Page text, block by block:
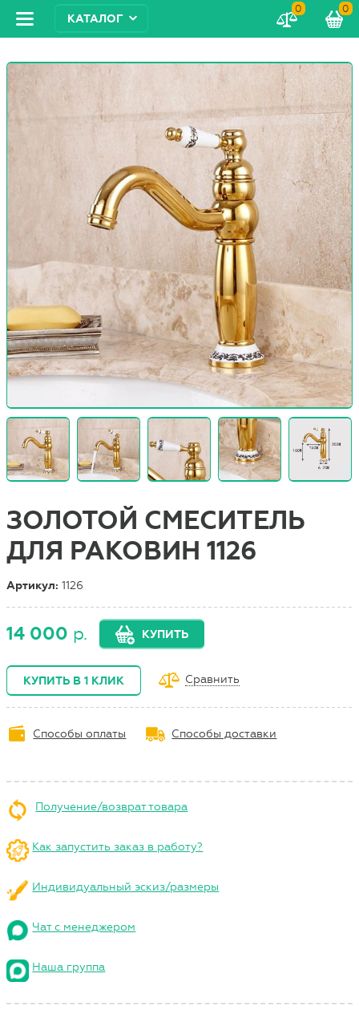
КАТАЛОГ
0 0
ЗОЛОТОЙ СМЕСИТЕЛЬ
ДЛЯ РАКОВИН 1126
Артикул:1126
14 000 р. КУПИТЬ
КУПИТЬ В 1 КЛИК Сравнить
Способы оплаты Способы доставки
Получение/возврат товара
Как запустить заказ в работу?
Индивидуальный эскиз/размеры
Чат с менеджером
Наша группа